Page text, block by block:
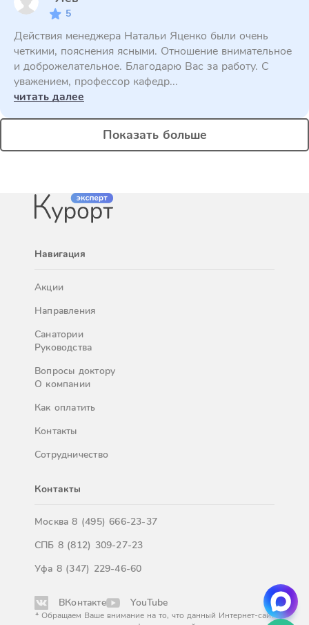
5
Действия менеджера Натальи Яценко были очень
четкими, пояснения ясными. Отношение внимательное
и доброжелательное. Благодарю Вас за работу. С
уважением, профессор кафедр...
читать далее
Показать больше
Навигация
Акции
Направления
Санатории
Руководства
Вопросы доктору
О компании
Как оплатить
Контакты
Сотрудничество
Контакты
Москва8 (495) 666-23-37
СПБ 8 (812) 309-27-23
Уфа 8 (347) 229-46-60
ВКонтакте YouTube
* Обращаем Ваше внимание на то, что данный Интернет-сайт